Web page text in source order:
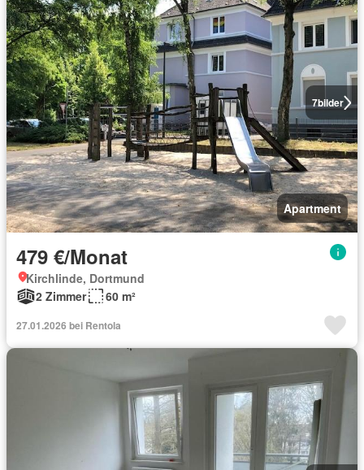
7bilder
Apartment
479 €/Monat
Kirchlinde, Dortmund
2 Zimmer
60 m²
27.01.2026 bei Rentola